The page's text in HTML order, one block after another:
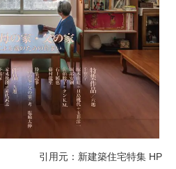
引用元：新建築住宅特集 HP